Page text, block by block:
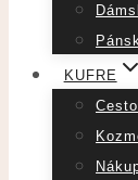
KUFRE